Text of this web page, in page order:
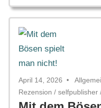
April 14, 2026
Rezension / selfpublisher